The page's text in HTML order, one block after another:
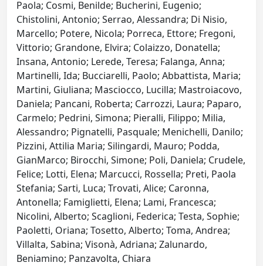
Paola; Cosmi, Benilde; Bucherini, Eugenio;
Chistolini, Antonio; Serrao, Alessandra; Di Nisio,
Marcello; Potere, Nicola; Porreca, Ettore; Fregoni,
Vittorio; Grandone, Elvira; Colaizzo, Donatella;
Insana, Antonio; Lerede, Teresa; Falanga, Anna;
Martinelli, Ida; Bucciarelli, Paolo; Abbattista, Maria;
Martini, Giuliana; Masciocco, Lucilla; Mastroiacovo,
Daniela; Pancani, Roberta; Carrozzi, Laura; Paparo,
Carmelo; Pedrini, Simona; Pieralli, Filippo; Milia,
Alessandro; Pignatelli, Pasquale; Menichelli, Danilo;
Pizzini, Attilia Maria; Silingardi, Mauro; Podda,
GianMarco; Birocchi, Simone; Poli, Daniela; Crudele,
Felice; Lotti, Elena; Marcucci, Rossella; Preti, Paola
Stefania; Sarti, Luca; Trovati, Alice; Caronna,
Antonella; Famiglietti, Elena; Lami, Francesca;
Nicolini, Alberto; Scaglioni, Federica; Testa, Sophie;
Paoletti, Oriana; Tosetto, Alberto; Toma, Andrea;
Villalta, Sabina; Visonà, Adriana; Zalunardo,
Beniamino; Panzavolta, Chiara